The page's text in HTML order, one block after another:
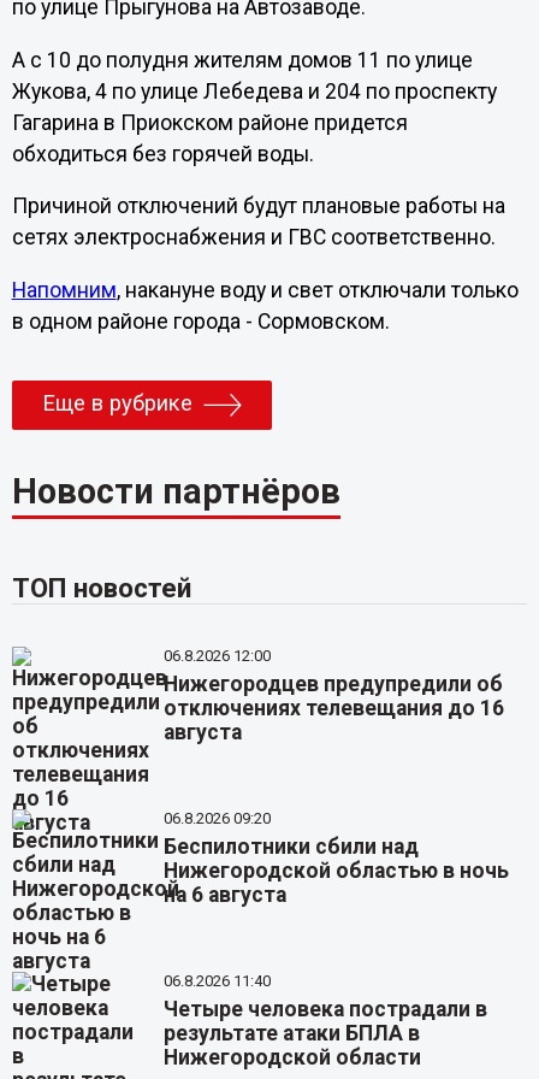
по улице Прыгунова на Автозаводе.
А с 10 до полудня жителям домов 11 по улице
Жукова, 4 по улице Лебедева и 204 по проспекту
Гагарина в Приокском районе придется
обходиться без горячей воды.
Причиной отключений будут плановые работы на
сетях электроснабжения и ГВС соответственно.
Напомним, накануне воду и свет отключали только
в одном районе города - Сормовском.
Еще в рубрике
Новости партнёров
ТОП новостей
06.8.2026 12:00
Нижегородцев предупредили об
отключениях телевещания до 16
августа
06.8.2026 09:20
Беспилотники сбили над
Нижегородской областью в ночь
на 6 августа
06.8.2026 11:40
Четыре человека пострадали в
результате атаки БПЛА в
Нижегородской области